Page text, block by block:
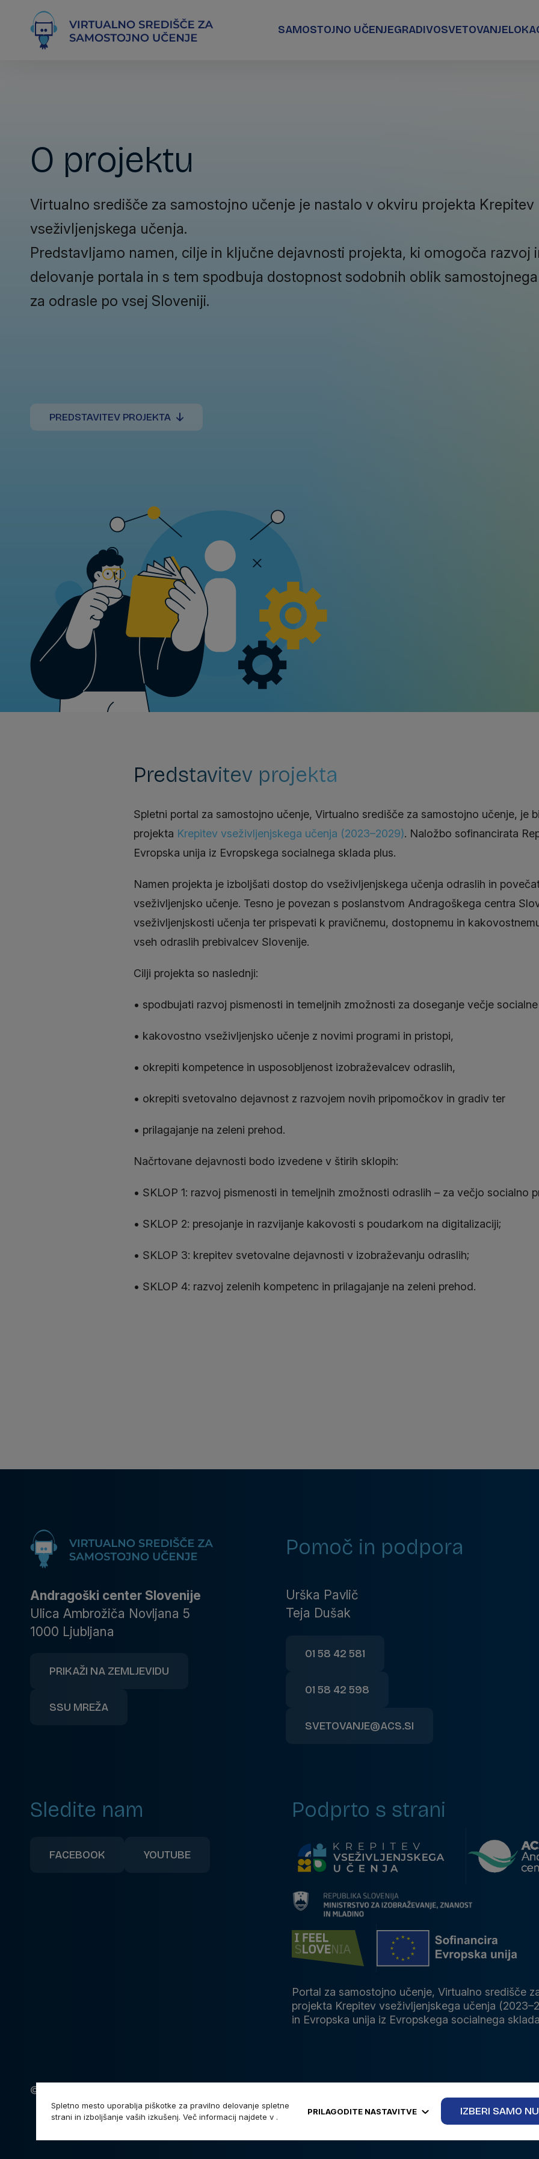
SAMOSTOJNO UČENJEGRADIVOSVETOVANJE
O projektu
Virtualno središče za samostojno učenje je nastalo v okviru projekta Krepitev
vseživljenjskega učenja.
Predstavljamo namen, cilje in ključne dejavnosti projekta, ki omogoča razvoj
delovanje portala in s tem spodbuja dostopnost sodobnih oblik
za odrasle po vsej Sloveniji.
PREDSTAVITEV PROJEKTA
Predstavitev projekta
Spletni portal za samostojno učenje, Virtualno središče za samostojno učenje, je
projekta Krepitev vseživljenjskega učenja (2023–2029). Naložbo sofinancirata
Evropska unija iz Evropskega socialnega sklada plus.
Namen projekta je izboljšati dostop do vseživljenjskega učenja odraslih in
vseživljenjsko učenje. Tesno je povezan s poslanstvom Andragoškega centra
vseživljenjskosti učenja ter prispevati k pravičnemu, dostopnemu in
vseh odraslih prebivalcev Slovenije.
Cilji projekta so naslednji:
• spodbujati razvoj pismenosti in temeljnih zmožnosti za doseganje večje
• kakovostno vseživljenjsko učenje z novimi programi in pristopi,
• okrepiti kompetence in usposobljenost izobraževalcev odraslih,
• okrepiti svetovalno dejavnost z razvojem novih pripomočkov in gradiv ter
• prilagajanje na zeleni prehod.
Načrtovane dejavnosti bodo izvedene v štirih sklopih:
• SKLOP 1: razvoj pismenosti in temeljnih zmožnosti odraslih – za večjo socialno
• SKLOP 2: presojanje in razvijanje kakovosti s poudarkom na digitalizaciji;
• SKLOP 3: krepitev svetovalne dejavnosti v izobraževanju odraslih;
• SKLOP 4: razvoj zelenih kompetenc in prilagajanje na zeleni prehod.
Andragoški center Slovenije
Ulica Ambrožiča Novljana 5
1000 Ljubljana
PRIKAŽI NA ZEMLJEVIDU
SSU MREŽA
Pomoč in podpora
Urška Pavlič
Teja Dušak
01 58 42 581
01 58 42 598
SVETOVANJE@ACS.SI
Sledite nam
FACEBOOK YOUTUBE
Podprto s strani
Portal za samostojno učenje, Virtualno središče
projekta Krepitev vseživljenjskega učenja
in Evropska unija iz Evropskega socialnega
© 1993 - 2026 Andragoški center Slovenije. Vse pravice pridržane.
Spletno mesto uporablja piškotke za pravilno delovanje spletne
strani in izboljšanje vaših izkušenj. Več informacij najdete v .
PRILAGODITE NASTAVITVE IZBERI SAMO